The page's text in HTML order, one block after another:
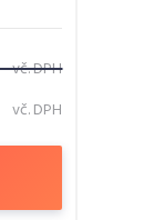
vč. DPH
vč. DPH